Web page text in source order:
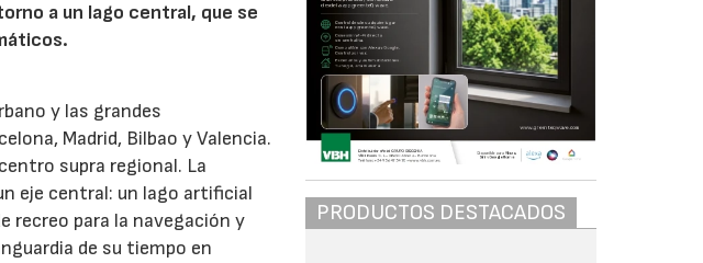
a un lago central, que se
y las grandes
Madrid, Bilbao y Valencia.
supra regional. La
eje central: un lago artificial
recreo para la navegación y
de su tiempo en
PRODUCTOS DESTACADOS